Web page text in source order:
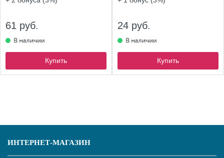
61 руб.
Купить
24 руб.
Купить
ИНТЕРНЕТ-МАГАЗИН